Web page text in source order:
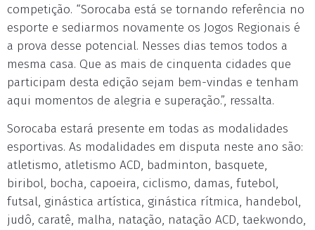
competição. “Sorocaba está se tornando referência no
esporte e sediarmos novamente os Jogos Regionais é
a prova desse potencial. Nesses dias temos todos a
mesma casa. Que as mais de cinquenta cidades que
participam desta edição sejam bem-vindas e tenham
aqui momentos de alegria e superação.”, ressalta.
Sorocaba estará presente em todas as modalidades
esportivas. As modalidades em disputa neste ano são:
atletismo, atletismo ACD, badminton, basquete,
biribol, bocha, capoeira, ciclismo, damas, futebol,
futsal, ginástica artística, ginástica rítmica, handebol,
judô, caratê, malha, natação, natação ACD, taekwondo,